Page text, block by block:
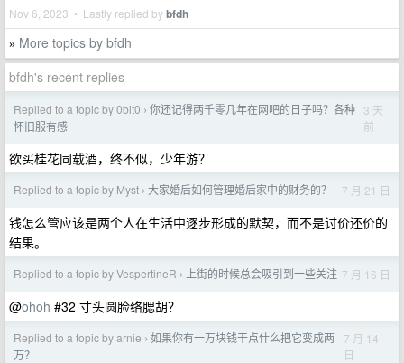
Nov 6, 2023 • Lastly replied bybfdh
» More topics by bfdh
bfdh's recent replies
Replied to a topic by 0bit0 › 你还记得两千零几年在网吧的日子吗？各种
怀旧服有感
3 天
前
欲买桂花同载酒，终不似，少年游？
Replied to a topic by Myst › 大家婚后如何管理婚后家中的财务的？ 7 月 21 日
钱怎么管应该是两个人在生活中逐步形成的默契，而不是讨价还价的
结果。
Replied to a topic by VespertineR › 上街的时候总会吸引到一些关注 7 月 16 日
@ohoh #32 寸头圆脸络腮胡？
Replied to a topic by arnie › 如果你有一万块钱干点什么把它变成两
万？
7 月 14
日